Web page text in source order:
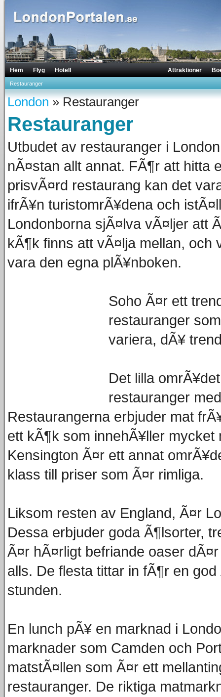
Hem Flyg Hotell Attraktioner
Restauranger
London » Restauranger
Restauranger
Utbudet av restauranger i
nÃ¤stan allt annat. FÃ¶r att hitta
prisvÃ¤rd restaurang kan det
ifrÃ¥n turistomrÃ¥dena och
Londonborna sjÃ¤lva vÃ¤ljer att
kÃ¶k finns att vÃ¤lja mellan, och
vara den egna plÃ¥nboken.
Soho Ã¤r ett
restauranger
variera, dÃ¥
Det lilla
restauranger
Restaurangerna erbjuder mat
ett kÃ¶k som innehÃ¥ller
Kensington Ã¤r ett annat
klass till priser som Ã¤r rimliga.
Liksom resten av England, Ã¤r
Dessa erbjuder goda Ã¶lsorter,
Ã¤r hÃ¤rligt befriande oaser
alls. De flesta tittar in fÃ¶r en
stunden.
En lunch pÃ¥ en marknad i
marknader som Camden och
matstÃ¤llen som Ã¤r ett
restauranger. De riktiga